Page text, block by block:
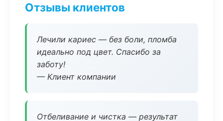
Отзывы клиентов
Лечили кариес — без боли, пломба
идеально под цвет. Спасибо за
заботу!
— Клиент компании
Отбеливание и чистка — результат